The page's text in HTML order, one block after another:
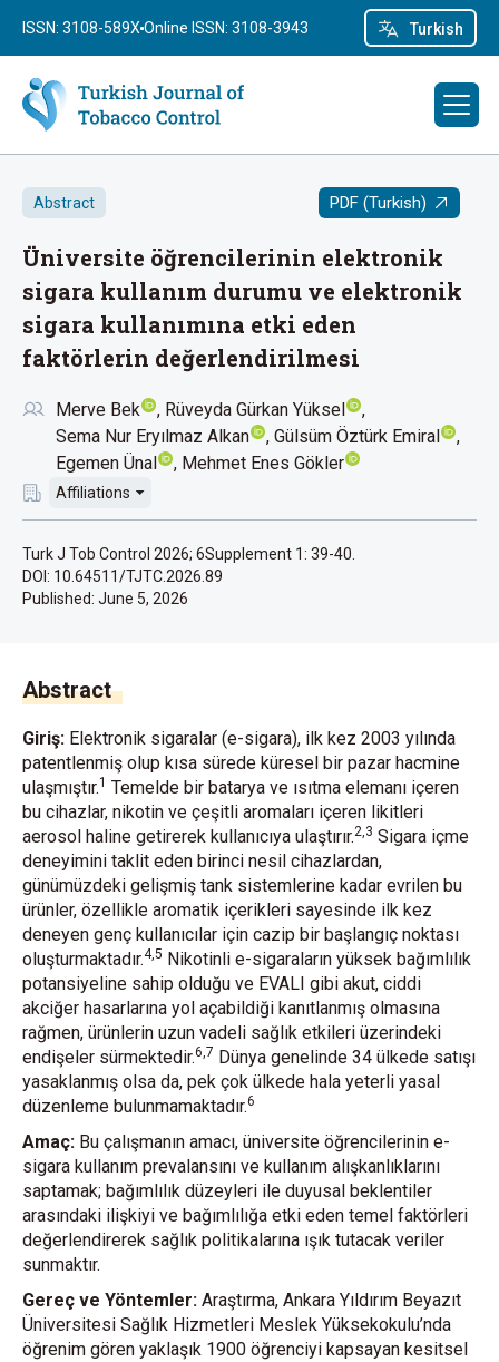
Turkish
ISSN: 3108-589X Online ISSN: 3108-3943
Abstract PDF (Turkish)
Üniversite öğrencilerinin elektronik
sigara kullanım durumu ve elektronik
sigara kullanımına etki eden
faktörlerin değerlendirilmesi
Merve Bek
Rüveyda Gürkan Yüksel
Sema Nur Eryılmaz Alkan
Gülsüm Öztürk Emiral
Egemen Ünal
Mehmet Enes Gökler
Affiliations
Turk J Tob Control 2026; 6Supplement 1: 39-40.
DOI: 10.64511/TJTC.2026.89
Published: June 5, 2026
Abstract
Giriş: Elektronik sigaralar (e-sigara), ilk kez 2003 yılında
patentlenmiş olup kısa sürede küresel bir pazar hacmine
ulaşmıştır.1 Temelde bir batarya ve ısıtma elemanı içeren
bu cihazlar, nikotin ve çeşitli aromaları içeren likitleri
aerosol haline getirerek kullanıcıya ulaştırır.2,3 Sigara içme
deneyimini taklit eden birinci nesil cihazlardan,
günümüzdeki gelişmiş tank sistemlerine kadar evrilen bu
ürünler, özellikle aromatik içerikleri sayesinde ilk kez
deneyen genç kullanıcılar için cazip bir başlangıç noktası
oluşturmaktadır.4,5 Nikotinli e-sigaraların yüksek bağımlılık
potansiyeline sahip olduğu ve EVALI gibi akut, ciddi
akciğer hasarlarına yol açabildiği kanıtlanmış olmasına
rağmen, ürünlerin uzun vadeli sağlık etkileri üzerindeki
endişeler sürmektedir.6,7 Dünya genelinde 34 ülkede satışı
yasaklanmış olsa da, pek çok ülkede hala yeterli yasal
düzenleme bulunmamaktadır.6
Amaç: Bu çalışmanın amacı, üniversite öğrencilerinin e-
sigara kullanım prevalansını ve kullanım alışkanlıklarını
saptamak; bağımlılık düzeyleri ile duyusal beklentiler
arasındaki ilişkiyi ve bağımlılığa etki eden temel faktörleri
değerlendirerek sağlık politikalarına ışık tutacak veriler
sunmaktır.
Gereç ve Yöntemler: Araştırma, Ankara Yıldırım Beyazıt
Üniversitesi Sağlık Hizmetleri Meslek Yüksekokulu’nda
öğrenim gören yaklaşık 1900 öğrenciyi kapsayan kesitsel